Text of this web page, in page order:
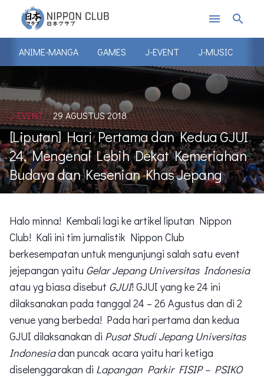
menu search
ANIME-MANGA GAMES J-EVENT J-MUSIC J-
J-EVENT 29 AGUSTUS 2018
[Liputan] Hari Pertama dan Kedua GJUI
24, Mengenal Lebih Dekat Kemeriahan
Budaya dan Kesenian Khas Jepang
Halo minna! Kembali lagi ke artikel liputan Nippon
Club! Kali ini tim jurnalistik Nippon Club
berkesempatan untuk mengunjungi salah satu event
jejepangan yaitu Gelar Jepang Universitas Indonesia
atau yg biasa disebut GJUI! GJUI yang ke 24 ini
dilaksanakan pada tanggal 24 – 26 Agustus dan di 2
venue yang berbeda! Pada hari pertama dan kedua
GJUI dilaksanakan di Pusat Studi Jepang Universitas
Indonesiadan puncak acara yaitu hari ketiga
diselenggarakan di Lapangan Parkir FISIP – PSIKO